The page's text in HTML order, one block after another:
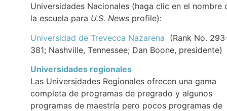
Universidades Nacionales (haga clic en el nombre
la escuela para U.S. News profile):
Universidad de Trevecca Nazarena (Rank No.
381; Nashville, Tennessee; Dan Boone, presidente)
Universidades regionales
Las Universidades Regionales ofrecen una gama
completa de programas de pregrado y algunos
programas de maestría pero pocos programas de